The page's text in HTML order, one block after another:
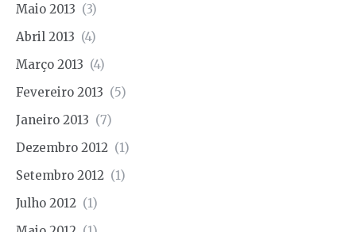
Maio 2013 (3)
Abril 2013 (4)
Março 2013 (4)
Fevereiro 2013 (5)
Janeiro 2013 (7)
Dezembro 2012 (1)
Setembro 2012 (1)
Julho 2012 (1)